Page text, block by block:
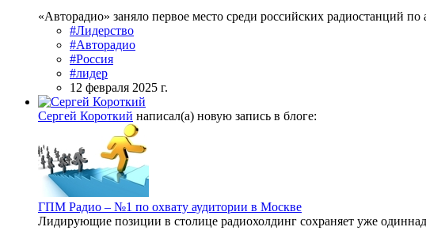
«Авторадио» заняло первое место среди российских радиостанций
#Лидерство
#Авторадио
#Россия
#лидер
12 февраля 2025 г.
Сергей Короткий написал(а) новую запись в блоге:
ГПМ Радио – №1 по охвату аудитории в Москве
Лидирующие позиции в столице радиохолдинг сохраняет уже